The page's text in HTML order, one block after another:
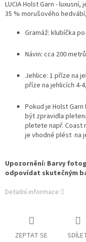
LUCIA Holst Garn -
35 % morušového
Gramáž: klubíčka
Návin: cca 200
Jehlice: 1 příze na
příze na jehlicích 4-
Pokud je Holst
být zpravidla
pletete např. Coast
je vhodné plést na
Upozornění: Barvy
odpovídat skutečným
Detailní informace
ZEPTAT SE